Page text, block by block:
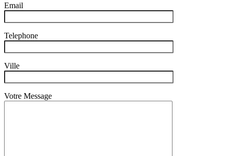
Email
Telephone
Ville
Votre Message